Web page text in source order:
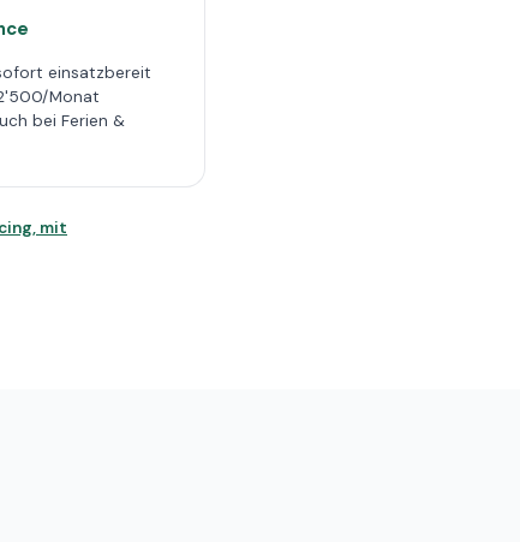
einsatzbereit
Monat
bei Ferien &
mit